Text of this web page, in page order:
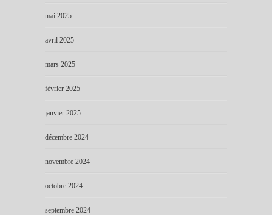
mai 2025
avril 2025
mars 2025
février 2025
janvier 2025
décembre 2024
novembre 2024
octobre 2024
septembre 2024